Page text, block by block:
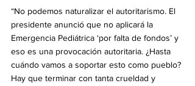
“No podemos naturalizar el autoritarismo. El
presidente anunció que no aplicará la
Emergencia Pediátrica ‘por falta de fondos’ y
eso es una provocación autoritaria. ¿Hasta
cuándo vamos a soportar esto como pueblo?
Hay que terminar con tanta crueldad y